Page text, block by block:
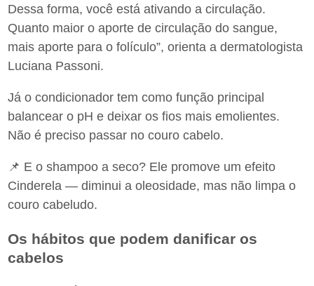
Dessa forma, você está ativando a circulação.
Quanto maior o aporte de circulação do sangue,
mais aporte para o folículo”, orienta a dermatologista
Luciana Passoni.
Já o condicionador tem como função principal
balancear o pH e deixar os fios mais emolientes.
Não é preciso passar no couro cabelo.
📌 E o shampoo a seco? Ele promove um efeito
Cinderela — diminui a oleosidade, mas não limpa o
couro cabeludo.
Os hábitos que podem danificar os
cabelos